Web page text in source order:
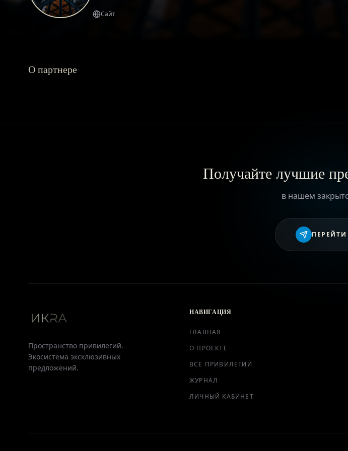
Сайт
О партнере
Получайте лучшие
в нашем
Пространство привилегий.
Экосистема эксклюзивных
предложений.
НАВИГАЦИЯ
ГЛАВНАЯ
О ПРОЕКТЕ
ВСЕ ПРИВИЛЕГИИ
ЖУРНАЛ
ЛИЧНЫЙ КАБИНЕТ